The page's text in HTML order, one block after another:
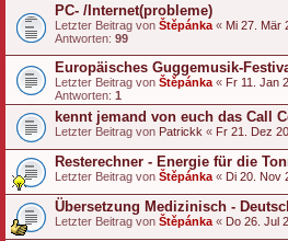
PC- /Internet(probleme)
Letzter Beitrag von Štěpánka « Mi 27. Mär
Antworten: 99
Europäisches Guggemusik-
Letzter Beitrag von Štěpánka « Fr 11. Jan
Antworten: 1
kennt jemand von euch das Call
Letzter Beitrag von Patrickk « Fr 21. Dez
Resterechner - Energie für die
Letzter Beitrag von Štěpánka « Di 20. Nov
Übersetzung Medizinisch -
Letzter Beitrag von Štěpánka « Do 26. Jul